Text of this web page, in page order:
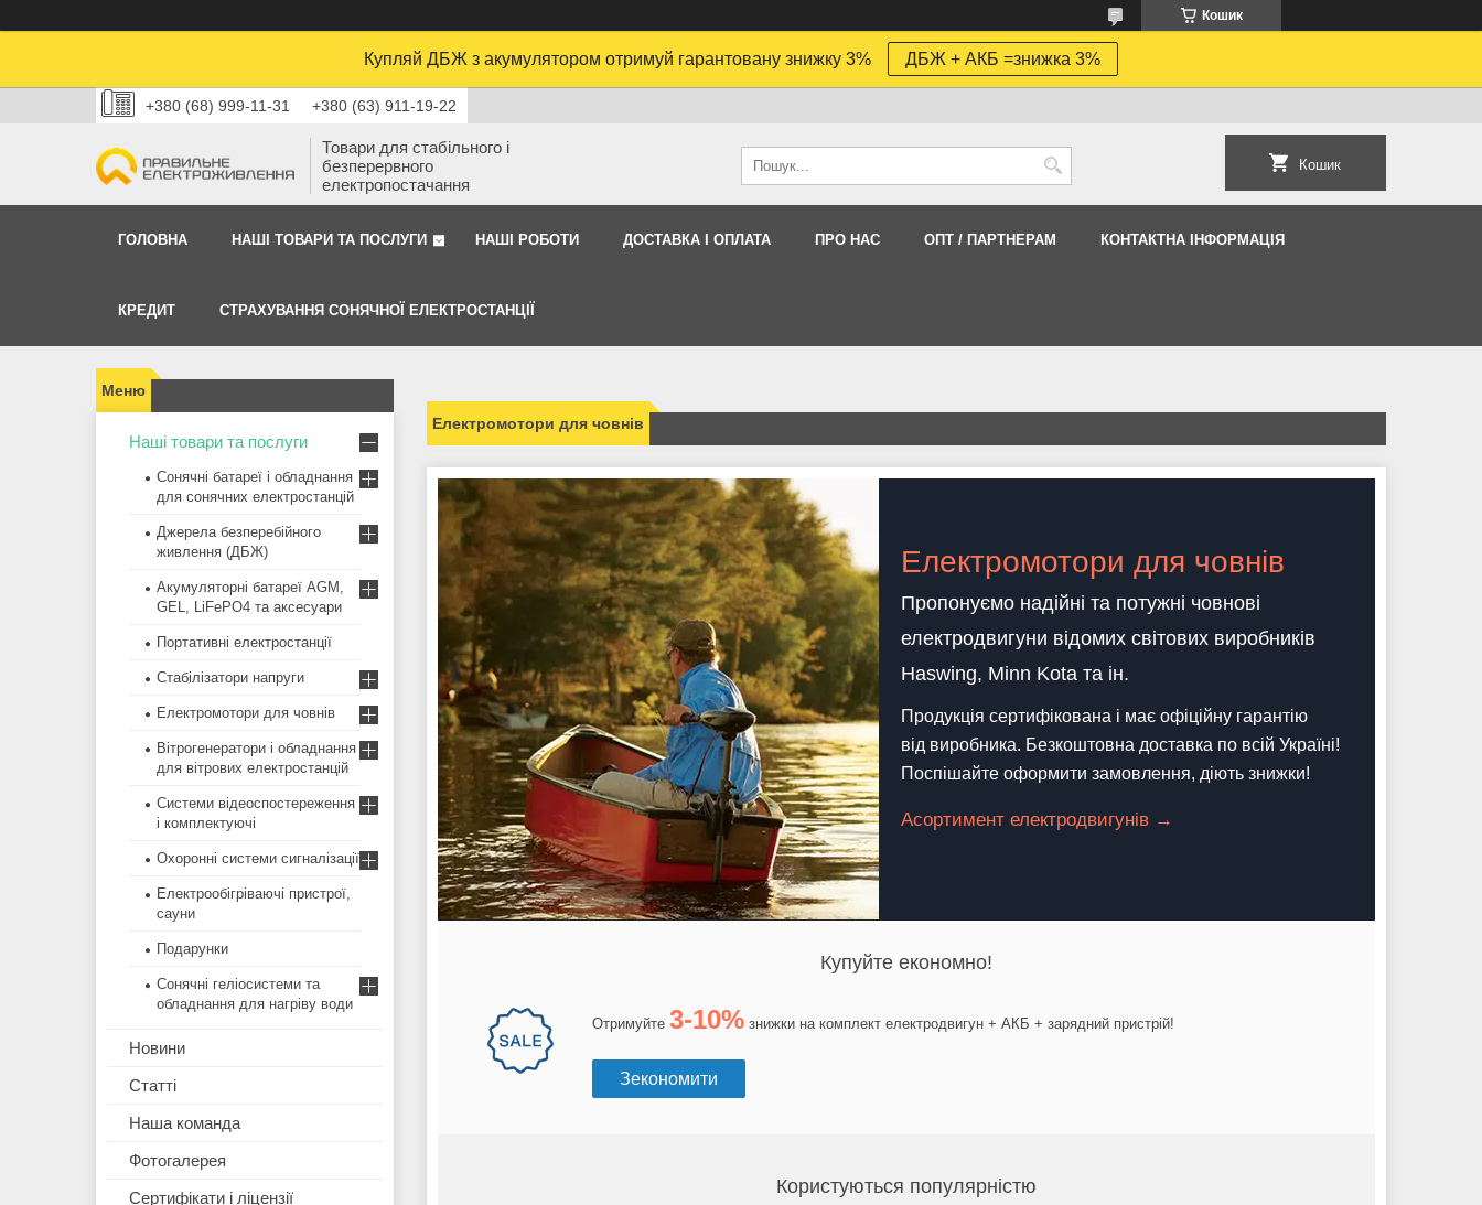
Кошик
Купляй ДБЖ з акумулятором отримуй гарантовану знижку 3% ДБЖ + АКБ =знижка 3%
+380 (68) 999-11-31 +380 (63) 911-19-22
Товари для стабільного і
безперервного
електропостачання
Кошик
ГОЛОВНА НАШІ ТОВАРИ ТА ПОСЛУГИ НАШI РОБОТИ ДОСТАВКА І ОПЛАТА ПРО НАС ОПТ / ПАРТНЕРАМ КОНТАКТНА ІНФОРМАЦІЯ
КРЕДИТ СТРАХУВАННЯ СОНЯЧНОЇ ЕЛЕКТРОСТАНЦІЇ
Електромотори для човнів
Електромотори для човнів
Пропонуємо надійні та потужні човнові
електродвигуни відомих світових виробників
Haswing, Minn Kota та ін.
Продукція сертифікована і має офіційну гарантію
від виробника. Безкоштовна доставка по всій Україні!
Поспішайте оформити замовлення, діють знижки!
Асортимент електродвигунів →
Купуйте економно!
Отримуйте 3-10% знижки на комплект електродвигун + АКБ + зарядний пристрій!
Зекономити
Користуються популярністю
Наші товари та послуги
Сонячні батареї і обладнання
для сонячних електростанцій
Джерела безперебійного
живлення (ДБЖ)
Акумуляторні батареї AGM,
GEL, LiFePO4 та аксесуари
Портативні електростанції
Стабілізатори напруги
Електромотори для човнів
Вітрогенератори і обладнання
для вітрових електростанцій
Системи відеоспостереження
і комплектуючі
Охоронні системи сигналізації
Електрообігріваючі пристрої,
сауни
Подарунки
Сонячні геліосистеми та
обладнання для нагріву води
Новини
Статті
Наша команда
Фотогалерея
Сертифікати і ліцензії